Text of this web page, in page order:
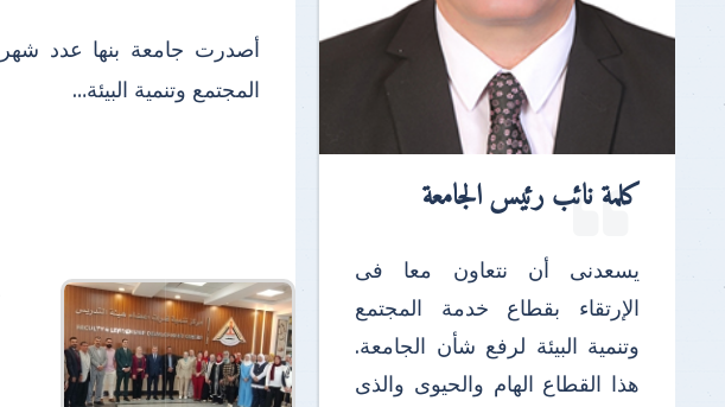
المجتمع وتنمية البيئة…
كلمة نائب رئيس الجامعة
يسعدنى أن نتعاون معا فى
الإرتقاء بقطاع خدمة المجتمع
وتنمية البيئة لرفع شأن الجامعة.
هذا القطاع الهام والحيوى والذى